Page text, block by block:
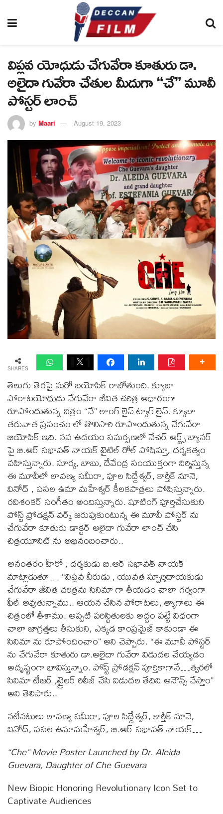
విప్లవ యోధుడు చేగువేరా కూతురు డా.
అలైదా గువేరా చేతుల మీదుగా “చే” మూవీ
పోస్టర్ లాంచ్
by Maari August 19, 2023
SHARES
తెలుగు తెరపై మరో బయోపిక్ రాబోతుంది. క్యూబా
పోరాటయోధుడు చేగువేరా జీవిత చరిత్ర ఆధారంగా
రూపోందుతున్న చిత్రం “చే” లాంగ్ లైవ్ ట్యాగ్ లైన్. క్యూబా
తరువాత ప్రపంచం లో తొలిసారి రూపొందుతున్న చేగువేరా
బియోపిక్ ఇది. నవ ఉదయం సమర్పణలో నేచర్ ఆర్ట్స్ బ్యానర్
పై బి.ఆర్ సభావత్ నాయక్ టైటిల్ రోల్ పోషిస్తూ, దర్శకత్వం
వహిస్తున్నారు. సూర్య, బాబు, దేవేంద్ర సంయుక్తంగా నిర్మిస్తున్న
ఈ మూవీలో లావణ్య సమీరా, పూల సిద్దేశ్వర్, కార్తీక్ నూనె,
వినోద్ , పసల ఉమా మహేశ్వర్ కీలకపాత్రలు పోషిస్తున్నారు.
రవిశంకర్ సంగీతం అందిస్తున్నారు. షూటింగ్ పూర్తిచేసుకుని
పోస్ట్ ప్రోడక్షన్ వర్క్ జరుపుకుంటున్న ఈ మూవీ పోస్టర్ ను
చేగువేరా కూతురు డాక్టర్ అలైదా గువేరా లాంచ్ చేసి
చిత్రయూనిట్ ను అభినందించారు..
అనంతరం హీరో , దర్శకుడు బి.ఆర్ సభావత్ నాయక్
మాట్లాడుతూ… “విప్లవ వీరుడు , యువత స్పూర్తిదాయకుడు
చేగువేరా జీవిత చరిత్రను సినిమా గా తీయడం చాలా గర్వంగా
ఫీల్ అవుతున్నాము.. ఆయన చేసిన పోరాటలు, త్యాగాలు ఈ
చిత్రంలో తీశాము. అప్పటి పరిస్థితులకు అద్దం పట్టే విధంగా
చాలా జాగ్రత్తలు తీసుకుని, ఎక్కడ కాంప్రమైజ్ కాకుండా ఈ
సినిమా ను రూపోందించాం” అని చెప్పారు. “ఈ మూవీ పోస్టర్
ను చేగువేరా కూతురు డా.అలైదా గువేరా విడుదల చేయ్యడం
అదృష్టంగా భావిస్తున్నాం. పోస్ట్ ప్రోడక్షన్ పూర్తికాగానే…త్వరలో
సినిమా టీజర్ ,ట్రైలర్ రిలీజ్ చేసి విడుదల తేదిని అనౌన్స్ చేస్తాం”
అని తెలిపారు..
నటీనటులు లావణ్య సమీరా, పూల సిద్దేశ్వర్, కార్తీక్ నూనె,
వినోద్, పసల ఉమామహేశ్వర్, బి.ఆర్ సభావత్ నాయక్…
“Che” Movie Poster Launched by Dr. Aleida
Guevara, Daughter of Che Guevara
New Biopic Honoring Revolutionary Icon Set to
Captivate Audiences